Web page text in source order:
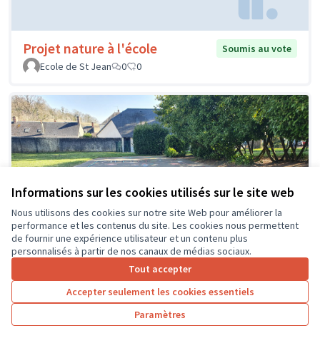
Informations sur les cookies utilisés sur le site web
Nous utilisons des cookies sur notre site Web pour améliorer la
performance et les contenus du site. Les cookies nous permettent
de fournir une expérience utilisateur et un contenu plus
personnalisés à partir de nos canaux de médias sociaux.
Tout accepter
Accepter seulement les cookies essentiels
Paramètres
Projet nature à l'école
Soumis au vote
Ecole de St Jean
0 0